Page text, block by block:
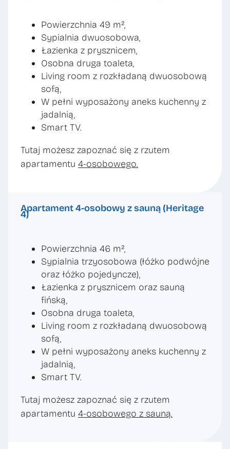
Powierzchnia 49 m²,
Sypialnia dwuosobowa,
Łazienka z prysznicem,
Osobna druga toaleta,
Living room z rozkładaną dwuosobową
sofą,
W pełni wyposażony aneks kuchenny z
jadalnią,
Smart TV.
Tutaj możesz zapoznać się z rzutem
apartamentu 4-osobowego.
Apartament 4-osobowy z sauną (Heritage
4)
Powierzchnia 46 m²,
Sypialnia trzyosobowa (łóżko podwójne
oraz łóżko pojedyncze),
Łazienka z prysznicem oraz sauną
fińską,
Osobna druga toaleta,
Living room z rozkładaną dwuosobową
sofą,
W pełni wyposażony aneks kuchenny z
jadalnią,
Smart TV.
Tutaj możesz zapoznać się z rzutem
apartamentu 4-osobowego z sauną.